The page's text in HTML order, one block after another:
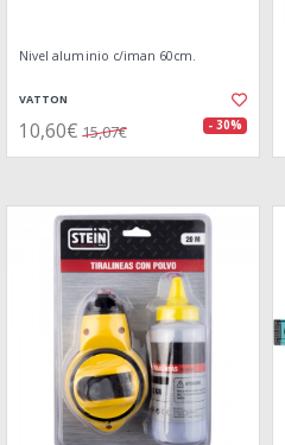
Nivel aluminio c/iman 60cm.
VATTON
10,60€ 15,07€ - 30%